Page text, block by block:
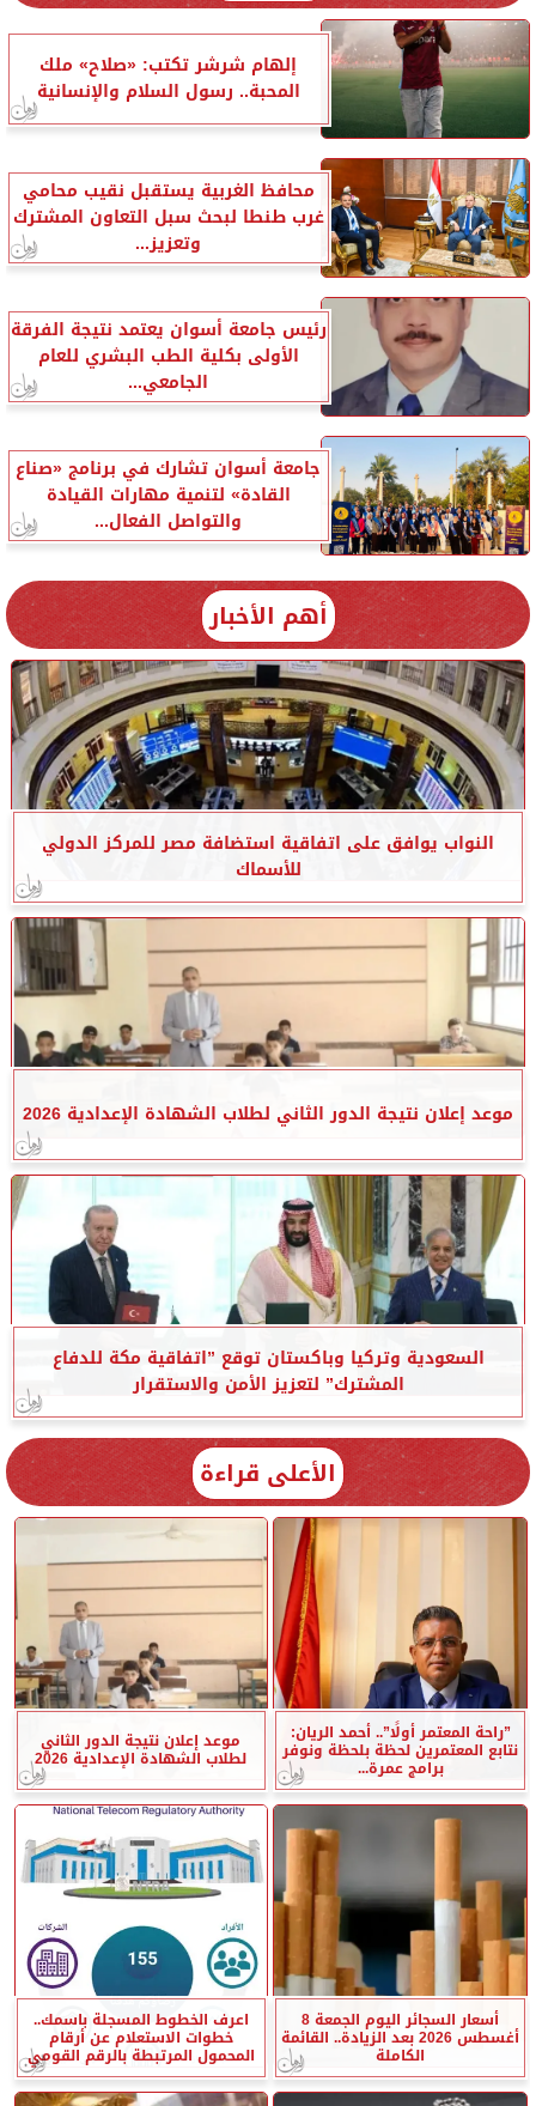
إلهام شرشر تكتب: «صلاح» ملك
المحبة.. رسول السلام والإنسانية
محافظ الغربية يستقبل نقيب محامي
غرب طنطا لبحث سبل التعاون المشترك
وتعزيز...
رئيس جامعة أسوان يعتمد نتيجة الفرقة
الأولى بكلية الطب البشري للعام
الجامعي...
جامعة أسوان تشارك في برنامج «صناع
القادة» لتنمية مهارات القيادة
والتواصل الفعال...
أهم الأخبار
النواب يوافق على اتفاقية استضافة مصر للمركز الدولي
للأسماك
موعد إعلان نتيجة الدور الثاني لطلاب الشهادة الإعدادية 2026
السعودية وتركيا وباكستان توقع ”اتفاقية مكة للدفاع
المشترك” لتعزيز الأمن والاستقرار
الأعلى قراءة
”راحة المعتمر أولًا”.. أحمد الريان:
نتابع المعتمرين لحظة بلحظة ونوفر
برامج عمرة...
موعد إعلان نتيجة الدور الثاني
لطلاب الشهادة الإعدادية 2026
أسعار السجائر اليوم الجمعة 8
أغسطس 2026 بعد الزيادة.. القائمة
الكاملة
اعرف الخطوط المسجلة باسمك..
خطوات الاستعلام عن أرقام
المحمول المرتبطة بالرقم القومي